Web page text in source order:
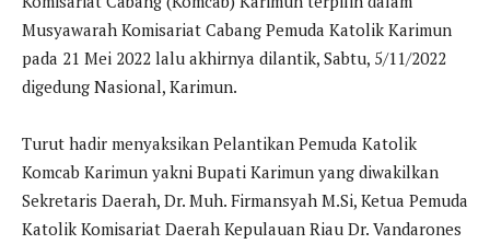
Musyawarah Komisariat Cabang Pemuda Katolik Karimun
pada 21 Mei 2022 lalu akhirnya dilantik, Sabtu, 5/11/2022
digedung Nasional, Karimun.
Turut hadir menyaksikan Pelantikan Pemuda Katolik
Komcab Karimun yakni Bupati Karimun yang diwakilkan
Sekretaris Daerah, Dr. Muh. Firmansyah M.Si, Ketua Pemuda
Katolik Komisariat Daerah Kepulauan Riau Dr. Vandarones